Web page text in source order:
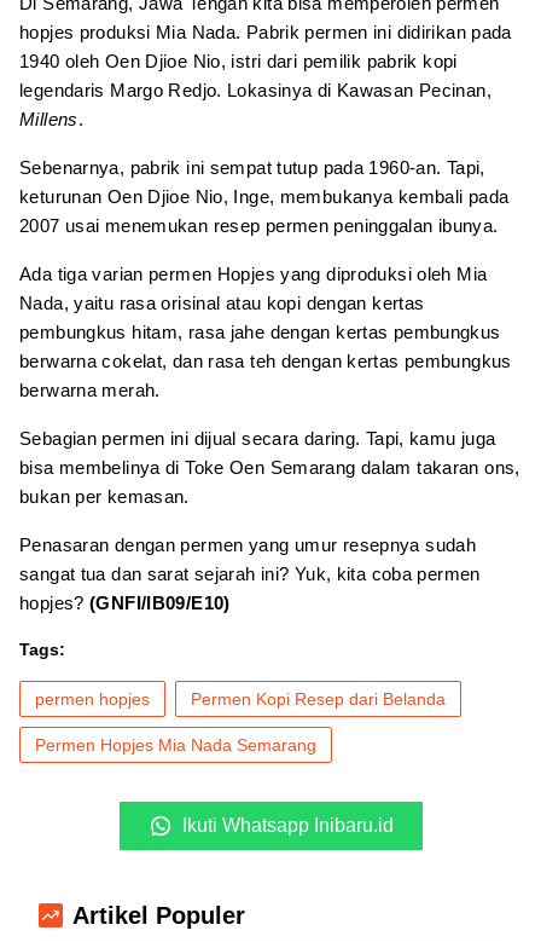
hopjes produksi Mia Nada. Pabrik permen ini didirikan pada
1940 oleh Oen Djioe Nio, istri dari pemilik pabrik kopi
legendaris Margo Redjo. Lokasinya di Kawasan Pecinan,
Millens.
Sebenarnya, pabrik ini sempat tutup pada 1960-an. Tapi,
keturunan Oen Djioe Nio, Inge, membukanya kembali pada
2007 usai menemukan resep permen peninggalan ibunya.
Ada tiga varian permen Hopjes yang diproduksi oleh Mia
Nada, yaitu rasa orisinal atau kopi dengan kertas
pembungkus hitam, rasa jahe dengan kertas pembungkus
berwarna cokelat, dan rasa teh dengan kertas pembungkus
berwarna merah.
Sebagian permen ini dijual secara daring. Tapi, kamu juga
bisa membelinya di Toke Oen Semarang dalam takaran ons,
bukan per kemasan.
Penasaran dengan permen yang umur resepnya sudah
sangat tua dan sarat sejarah ini? Yuk, kita coba permen
hopjes? (GNFI/IB09/E10)
Tags:
permen hopjes Permen Kopi Resep dari Belanda
Permen Hopjes Mia Nada Semarang
Ikuti Whatsapp Inibaru.id
Artikel Populer